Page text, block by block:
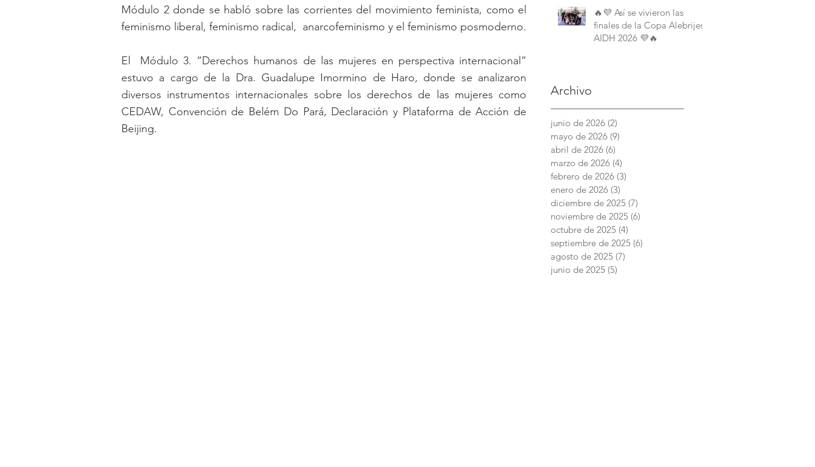
Módulo 2 donde se habló sobre las corrientes del movimiento feminista, como el
feminismo liberal, feminismo radical,  anarcofeminismo y el feminismo posmoderno.
El  Módulo 3. “Derechos humanos de las mujeres en perspectiva internacional”
estuvo a cargo de la Dra. Guadalupe Imormino de Haro, donde se analizaron
diversos instrumentos internacionales sobre los derechos de las mujeres como
CEDAW, Convención de Belém Do Pará, Declaración y Plataforma de Acción de
Beijing.
🔥💜 Así se vivieron las
finales de la Copa Alebrijes
AIDH 2026 💜🔥
Archivo
junio de 2026 (2)
mayo de 2026 (9)
abril de 2026 (6)
marzo de 2026 (4)
febrero de 2026 (3)
enero de 2026 (3)
diciembre de 2025 (7)
noviembre de 2025 (6)
octubre de 2025 (4)
septiembre de 2025 (6)
agosto de 2025 (7)
junio de 2025 (5)